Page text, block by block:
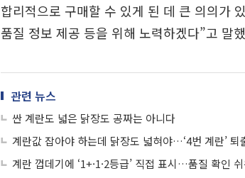
합리적으로 구매할 수 있게 된 데 큰 의의가
품질 정보 제공 등을 위해 노력하겠다”고 말
관련 뉴스
싼 계란도 넓은 닭장도 공짜는 아니다
계란값 잡아야 하는데 닭장도 넓혀야…‘4번 계란’ 퇴
계란 껍데기에 ‘1+·1·2등급’ 직접 표시…품질 확인